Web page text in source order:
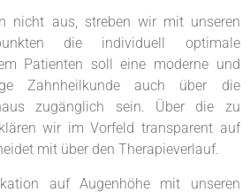
nicht aus, streben wir mit unseren
die individuell optimale
Patienten soll eine moderne und
Zahnheilkunde auch über die
zugänglich sein. Über die zu
wir im Vorfeld transparent auf
mit über den Therapieverlauf.
auf Augenhöhe mit unseren